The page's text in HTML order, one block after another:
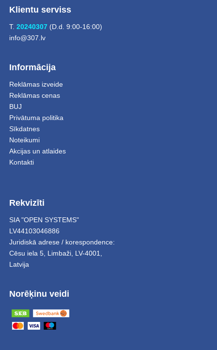
Klientu serviss
T. 20240307(D.d. 9:00-16:00)
info@307.lv
Informācija
Reklāmas izveide
Reklāmas cenas
BUJ
Privātuma politika
Sīkdatnes
Noteikumi
Akcijas un atlaides
Kontakti
Rekvizīti
SIA "OPEN SYSTEMS"
LV44103046886
Juridiskā adrese / korespondence:
Cēsu iela 5, Limbaži, LV-4001,
Latvija
Norēķinu veidi